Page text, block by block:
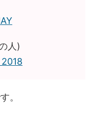
人)
。